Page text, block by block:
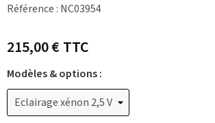
Référence : NC03954
215,00 €TTC
Modèles & options :